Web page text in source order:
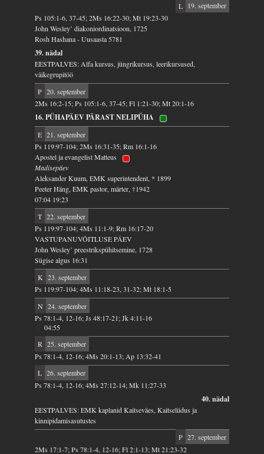
L
19. september
Ps 105:1-6, 37-45; 2Ms 16:22-30; Mt 19:23-30
John Wesley’ diakoniordinatsioon, 1725
Rosh Hashana - Uusaasta 5781
39. nädal
EESTPALVES: Alfa kursus, jüngrikursus, leerikursused,
väikegrupitöö
P 20. september
2Ms 16:2-15; Ps 105:1-6, 37-45; Fl 1:21-30; Mt 20:1-16
16. PÜHAPÄEV PÄRAST NELIPÜHA
E 21. september
Ps 119:97-104; 2Ms 16:31-35; Rm 16:1-16
Apostel ja evangelist Matteus
Madisepäev
Aleksander Kuum, EMK superintendent, * 1899
Peeter Häng, EMK pastor, märter, †1942
07:04 19:23
T 22. september
Ps 119:97-104; 4Ms 11:1-9; Rm 16:17-20
VASTUPANUVÕITLUSE PÄEV
John Wesley’ preestrikspühitsemine, 1728
Sügise algus 16:31
K 23. september
Ps 119:97-104; 4Ms 11:18-23, 31-32; Mt 18:1-5
N 24. september
Ps 78:1-4, 12-16; Js 48:17-21; Jk 4:11-16
04:55
R 25. september
Ps 78:1-4, 12-16; 4Ms 20:1-13; Ap 13:32-41
L 26. september
Ps 78:1-4, 12-16; 4Ms 27:12-14; Mk 11:27-33
40. nädal
EESTPALVES: EMK kaplanid Kaitseväes, Kaitseliidus ja
kinnipidamisasutustes
P 27. september
2Ms 17:1-7; Ps 78:1-4, 12-16; Fl 2:1-13; Mt 21:23-32